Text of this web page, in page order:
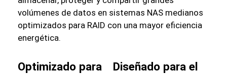
volúmenes de datos en sistemas NAS medianos
optimizados para RAID con una mayor eficiencia
energética.
Optimizado para
Diseñado para el